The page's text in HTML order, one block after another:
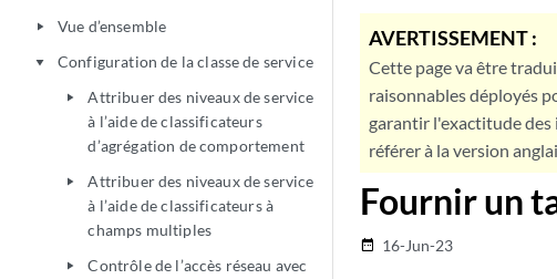
play_arrow Vue d’ensemble
play_arrow Configuration de la classe de service
play_arrow
Attribuer des niveaux de service
à l’aide de classificateurs
d’agrégation de comportement
play_arrow
Attribuer des niveaux de service
à l’aide de classificateurs à
champs multiples
play_arrow
Contrôle de l’accès réseau avec
AVERTISSEMENT :
Cette page va être
raisonnables déployés
garantir l'exactitude
référer à la version
Fournir un
date_range 16-Jun-23